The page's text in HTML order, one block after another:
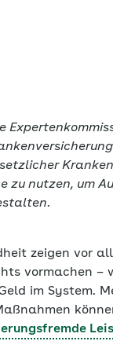
nutzen, um
zeigen vor
vormachen –
im System.